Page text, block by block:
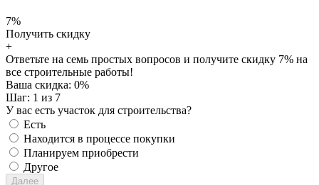
7%
Получить скидку
+
Ответьте на семь простых вопросов и получите скидку 7% на
все строительные работы!
Ваша скидка: 0%
Шаг: 1 из 7
У вас есть участок для строительства?
Есть
Находится в процессе покупки
Планируем приобрести
Другое